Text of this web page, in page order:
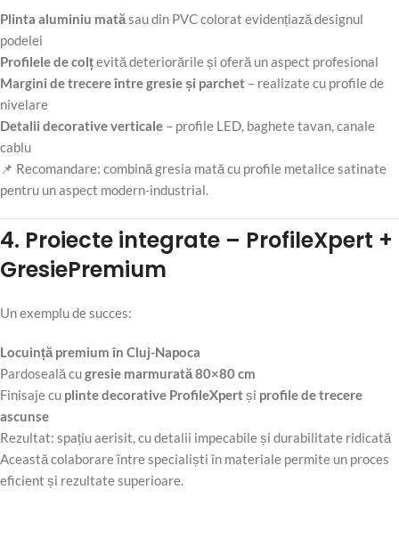
Plinta aluminiu matăsau din PVC colorat evidențiază designul
podelei
Profilele de colțevită deteriorările și oferă un aspect profesional
Margini de trecere între gresie și parchet – realizate cu profile de
nivelare
Detalii decorative verticale – profile LED, baghete tavan, canale
cablu
📌 Recomandare: combină gresia mată cu profile metalice satinate
pentru un aspect modern-industrial.
4. Proiecte integrate – ProfileXpert +
GresiePremium
Un exemplu de succes:
Locuință premium în Cluj-Napoca
Pardoseală cugresie marmurată 80×80 cm
Finisaje cu plinte decorative ProfileXpertși profile de trecere
ascunse
Rezultat: spațiu aerisit, cu detalii impecabile și durabilitate ridicată
Această colaborare între specialiști în materiale permite un proces
eficient și rezultate superioare.